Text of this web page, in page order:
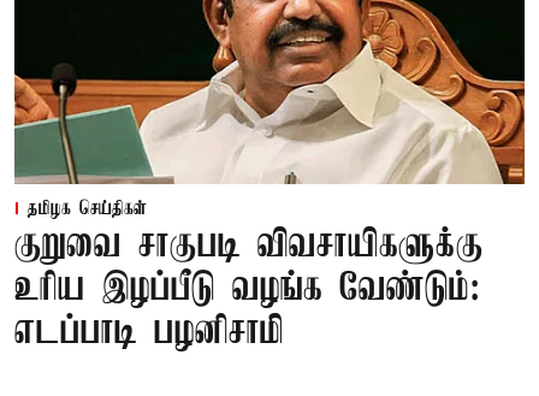
தமிழக செய்திகள்
குறுவை சாகுபடி விவசாயிகளுக்கு
உரிய இழப்பீடு வழங்க வேண்டும்:
எடப்பாடி பழனிசாமி